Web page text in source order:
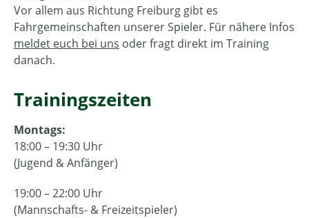
Vor allem aus Richtung Freiburg gibt es
Fahrgemeinschaften unserer Spieler. Für nähere Infos
meldet euch bei uns oder fragt direkt im Training
danach.
Trainingszeiten
Montags:
18:00 – 19:30 Uhr
(Jugend & Anfänger)
19:00 – 22:00 Uhr
(Mannschafts- & Freizeitspieler)